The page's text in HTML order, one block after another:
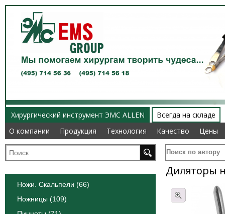
Хирургический инструмент ЭМС ALLEN
О компании
Продукция Технология Качество Цены
Всегда на складе
О компании
Продукция Технология Качество Цены
Поиск по автору
Ножи. Скальпели (66)
Ножницы (109)
Диляторы